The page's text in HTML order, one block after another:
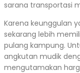
sarana transportasi
Karena keunggulan
sekarang lebih
pulang kampung.
angkutan mudik
mengutamakan